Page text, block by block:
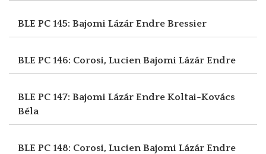
BLE PC 145: Bajomi Lázár Endre Bressier
BLE PC 146: Corosi, LucienBajomi Lázár Endre
BLE PC 147: Bajomi Lázár Endre Koltai-Kovács
Béla
BLE PC 148: Corosi, LucienBajomi Lázár Endre